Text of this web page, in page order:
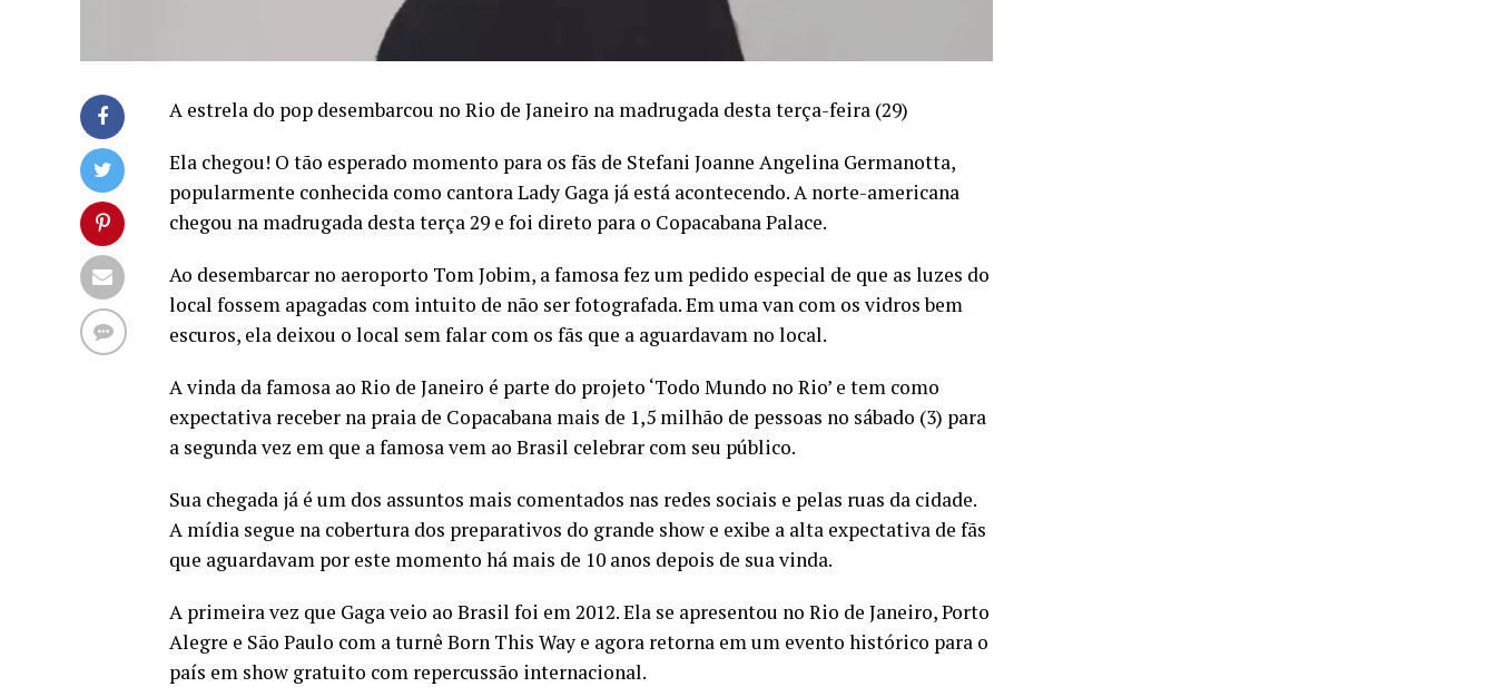
A estrela do pop desembarcou no Rio de Janeiro na madrugada desta terça-feira (29)
Ela chegou! O tão esperado momento para os fãs de Stefani Joanne Angelina Germanotta,
popularmente conhecida como cantora Lady Gaga já está acontecendo. A norte-americana
chegou na madrugada desta terça 29 e foi direto para o Copacabana Palace.
Ao desembarcar no aeroporto Tom Jobim, a famosa fez um pedido especial de que as luzes do
local fossem apagadas com intuito de não ser fotografada. Em uma van com os vidros bem
escuros, ela deixou o local sem falar com os fãs que a aguardavam no local.
A vinda da famosa ao Rio de Janeiro é parte do projeto ‘Todo Mundo no Rio’ e tem como
expectativa receber na praia de Copacabana mais de 1,5 milhão de pessoas no sábado (3) para
a segunda vez em que a famosa vem ao Brasil celebrar com seu público.
Sua chegada já é um dos assuntos mais comentados nas redes sociais e pelas ruas da cidade.
A mídia segue na cobertura dos preparativos do grande show e exibe a alta expectativa de fãs
que aguardavam por este momento há mais de 10 anos depois de sua vinda.
A primeira vez que Gaga veio ao Brasil foi em 2012. Ela se apresentou no Rio de Janeiro, Porto
Alegre e São Paulo com a turnê Born This Way e agora retorna em um evento histórico para o
país em show gratuito com repercussão internacional.